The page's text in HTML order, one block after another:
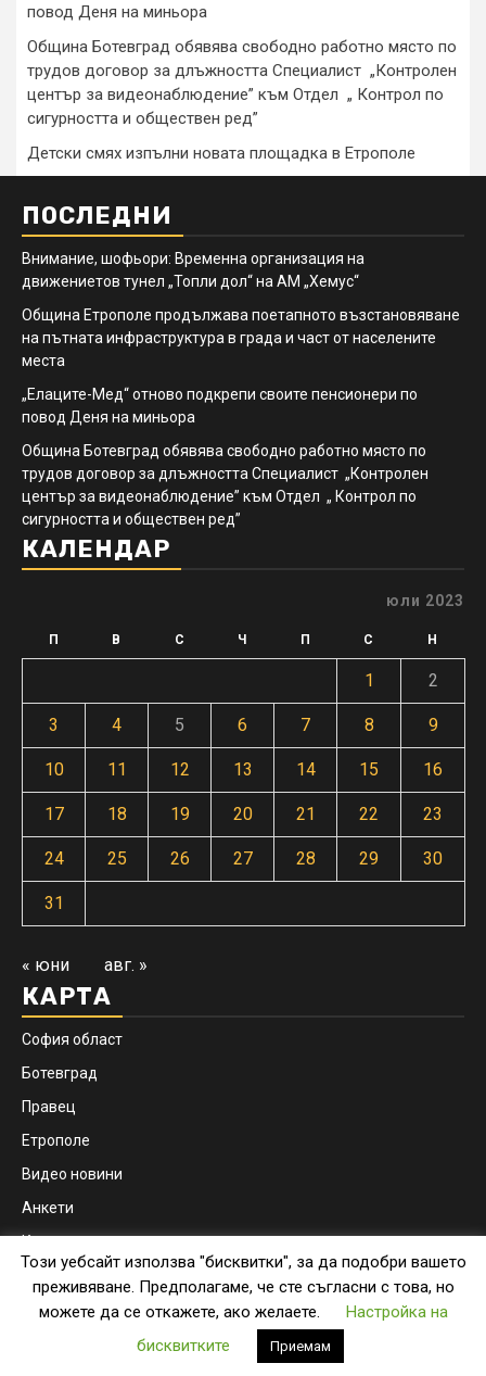
повод Деня на миньора
Община Ботевград обявява свободно работно място по
трудов договор за длъжността Специалист „Контролен
център за видеонаблюдение” към Отдел „ Контрол по
сигурността и обществен ред”
Детски смях изпълни новата площадка в Етрополе
ПОСЛЕДНИ
Внимание, шофьори: Временна организация на
движениетов тунел „Топли дол“ на АМ „Хемус“
Община Етрополе продължава поетапното възстановяване
на пътната инфраструктура в града и част от населените
места
„Елаците-Мед“ отново подкрепи своите пенсионери по
повод Деня на миньора
Община Ботевград обявява свободно работно място по
трудов договор за длъжността Специалист „Контролен
център за видеонаблюдение” към Отдел „ Контрол по
сигурността и обществен ред”
КАЛЕНДАР
юли 2023
П В С Ч П С Н
1 2
3 4 5 6 7 8 9
10 11 12 13 14 15 16
17 18 19 20 21 22 23
24 25 26 27 28 29 30
31
« юни авг. »
КАРТА
София област
Ботевград
Правец
Етрополе
Видео новини
Анкети
Контакти
Copyright © botevgrad.news | New Media Info Ltd
Newsphere by AF themes.
Този уебсайт използва "бисквитки", за да подобри вашето
преживяване. Предполагаме, че сте съгласни с това, но
можете да се откажете, ако желаете.
Настройка на
бисквитките
Приемам